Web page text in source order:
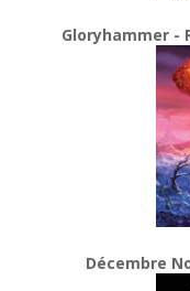
Gloryhammer -
Décembre